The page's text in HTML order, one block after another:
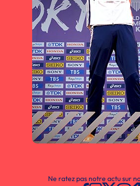
Ne ratez pas notre actu sur